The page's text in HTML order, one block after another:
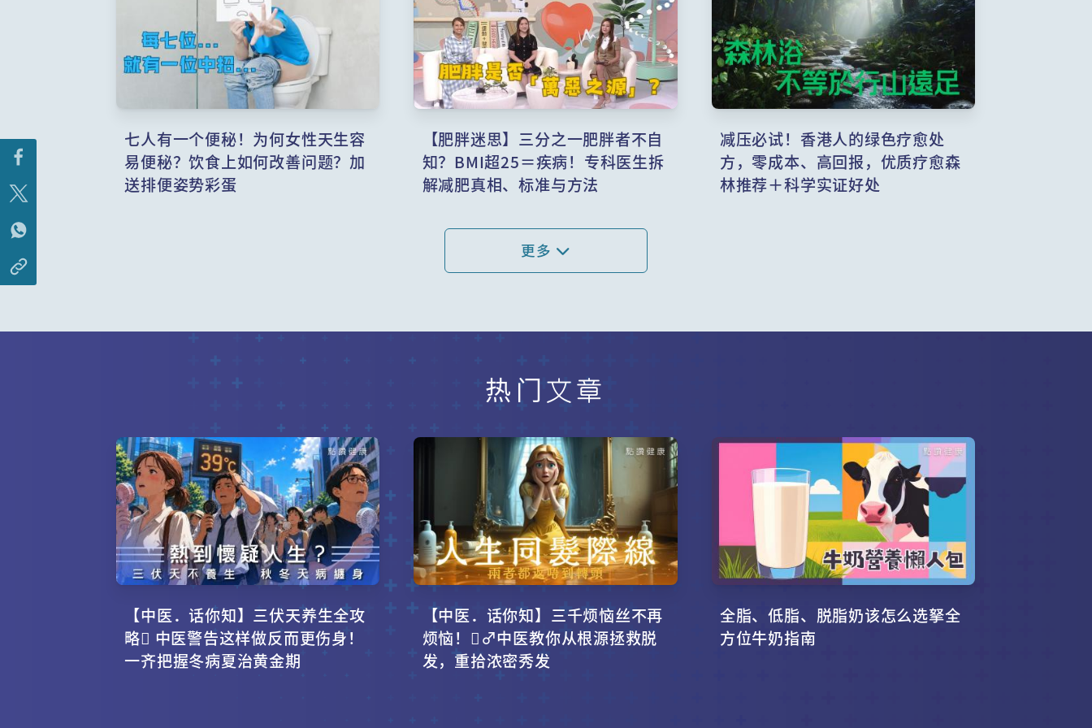
七人有一个便秘！为何女性天生容
易便秘？饮食上如何改善问题？加
送排便姿势彩蛋
【肥胖迷思】三分之一肥胖者不自
知？BMI超25＝疾病！专科医生拆
解减肥真相、标准与方法
减压必试！香港人的绿色疗愈处
方，零成本、高回报，优质疗愈森
林推荐＋科学实证好处
更多
热门文章
【中医．话你知】三伏天养生全攻
略 中医警告这样做反而更伤身！
一齐把握冬病夏治黄金期
【中医．话你知】三千烦恼丝不再
烦恼！‍♂️中医教你从根源拯救脱
发，重拾浓密秀发
全脂、低脂、脱脂奶该怎么选拏全
方位牛奶指南